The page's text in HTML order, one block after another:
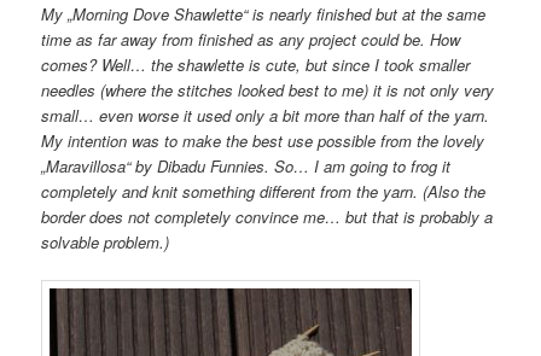
My „Morning Dove Shawlette“ is nearly finished but at the same
time as far away from finished as any project could be. How
comes? Well… the shawlette is cute, but since I took smaller
needles (where the stitches looked best to me) it is not only very
small… even worse it used only a bit more than half of the yarn.
My intention was to make the best use possible from the lovely
„Maravillosa“ by Dibadu Funnies. So… I am going to frog it
completely and knit something different from the yarn. (Also the
border does not completely convince me… but that is probably a
solvable problem.)